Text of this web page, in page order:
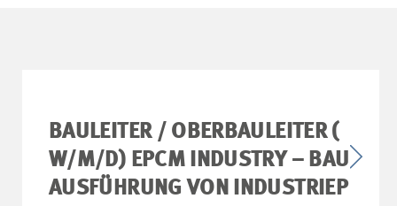
BAULEITER / OBERBAULEITER (
W/M/D) EPCM INDUSTRY – BAU
AUSFÜHRUNG VON INDUSTRIEP